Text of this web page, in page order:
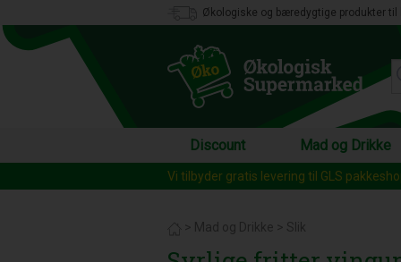
Økologiske og bæredygtige produkter til
Discount Mad og Drikke
Vi tilbyder gratis levering til GLS
> Mad og Drikke > Slik